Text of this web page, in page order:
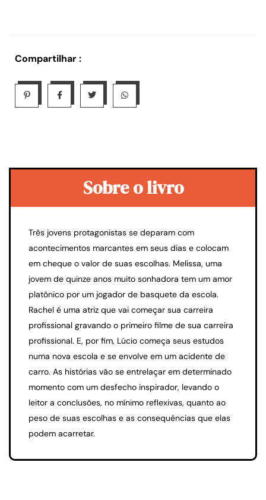
Compartilhar :
Sobre o livro
Três jovens protagonistas se deparam com
acontecimentos marcantes em seus dias e colocam
em cheque o valor de suas escolhas. Melissa, uma
jovem de quinze anos muito sonhadora tem um amor
platônico por um jogador de basquete da escola.
Rachel é uma atriz que vai começar sua carreira
profissional gravando o primeiro filme de sua carreira
profissional. E, por fim, Lúcio começa seus estudos
numa nova escola e se envolve em um acidente de
carro. As histórias vão se entrelaçar em determinado
momento com um desfecho inspirador, levando o
leitor a conclusões, no mínimo reflexivas, quanto ao
peso de suas escolhas e as consequências que elas
podem acarretar.